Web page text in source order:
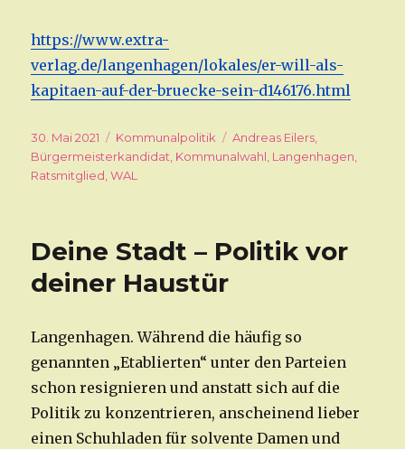
https://www.extra-
verlag.de/langenhagen/lokales/er-will-als-
kapitaen-auf-der-bruecke-sein-d146176.html
Veröffentlicht
am
30. Mai 2021 Kategorien
Kommunalpolitik Schlagwörter
Andreas Eilers,
Bürgermeisterkandidat, Kommunalwahl, Langenhagen,
Ratsmitglied,WAL
Deine Stadt – Politik vor
deiner Haustür
Langenhagen. Während die häufig so
genannten „Etablierten“ unter den Parteien
schon resignieren und anstatt sich auf die
Politik zu konzentrieren, anscheinend lieber
einen Schuhladen für solvente Damen und